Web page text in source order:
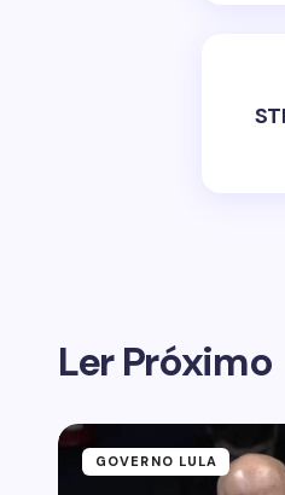
Ler Próximo
GOVERNO LULA